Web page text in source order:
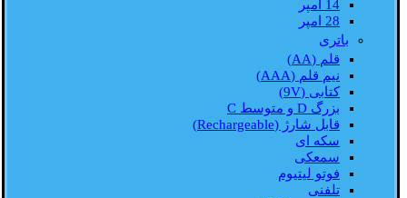
14 امپر
28 امپر
باتری
قلم (AA)
نیم قلم (AAA)
کتابی (9V)
بزرگ D و متوسط C
قابل شارژ (Rechargeable)
سکه ای
سمعکی
فوتو لیتیوم
تلفنی